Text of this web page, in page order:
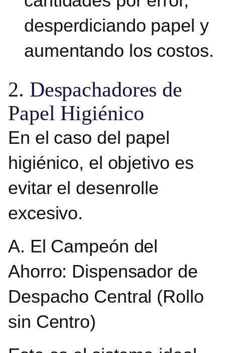
desperdiciando papel y
aumentando los costos.
2. Despachadores de
Papel Higiénico
En el caso del papel
higiénico, el objetivo es
evitar el desenrolle
excesivo.
A. El Campeón del
Ahorro: Dispensador de
Despacho Central (Rollo
sin Centro)